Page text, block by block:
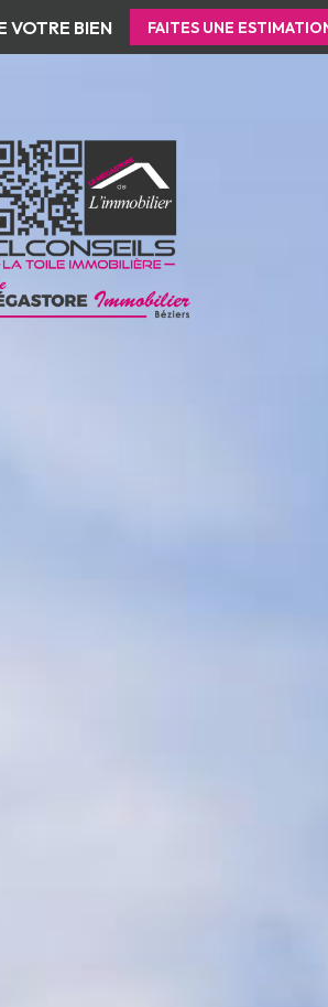
VOTRE BIEN FAITES UNE